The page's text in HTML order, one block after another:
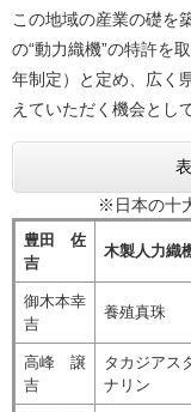
この地域の産業の礎を
の“動力織機”の特許を
年制定）と定め、広く
えていただく機会とし
※日本の十
豊田 佐
吉
木製人力織
御木本幸
吉
養殖真珠
高峰 譲
吉
タカジアス
ナリン